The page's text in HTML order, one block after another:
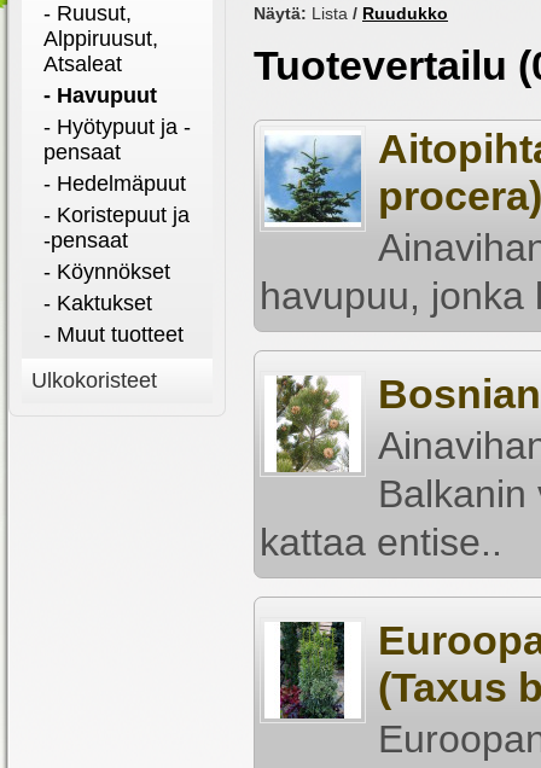
- Ruusut,
Alppiruusut,
Atsaleat
- Havupuut
- Hyötypuut ja -
pensaat
- Hedelmäpuut
- Koristepuut ja
-pensaat
- Köynnökset
- Kaktukset
- Muut tuotteet
Ulkokoristeet
Näytä: Lista / Ruudukko
Tuotevertailu
procera)
havupuu, jonka
Balkanin
kattaa entise..
(Taxus